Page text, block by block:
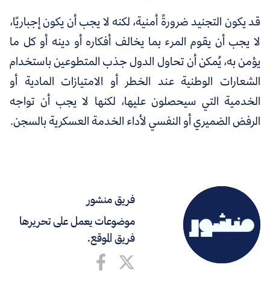
فريق منشور
موضوعات يعمل على تحريرها
فريق الموقع.
قد يكون التجنيد ضرورةً أمنية، لكنه لا يجب أن يكون إجباريًا،
لا يجب أن يقوم المرء بما يخالف أفكاره أو دينه أو كل ما
يؤمن به، يُمكن أن تحاول الدول جذب المتطوعين باستخدام
الشعارات الوطنية عند الخطر أو الامتيازات المادية أو
الخدمية التي سيحصلون عليها، لكنها لا يجب أن تواجه
الرفض الضميري أو النفسي لأداء الخدمة العسكرية بالسجن.